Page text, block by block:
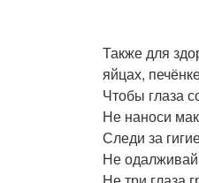
Также для
яйцах,
Чтобы глаза
Не наноси
Следи за
Не одалживай